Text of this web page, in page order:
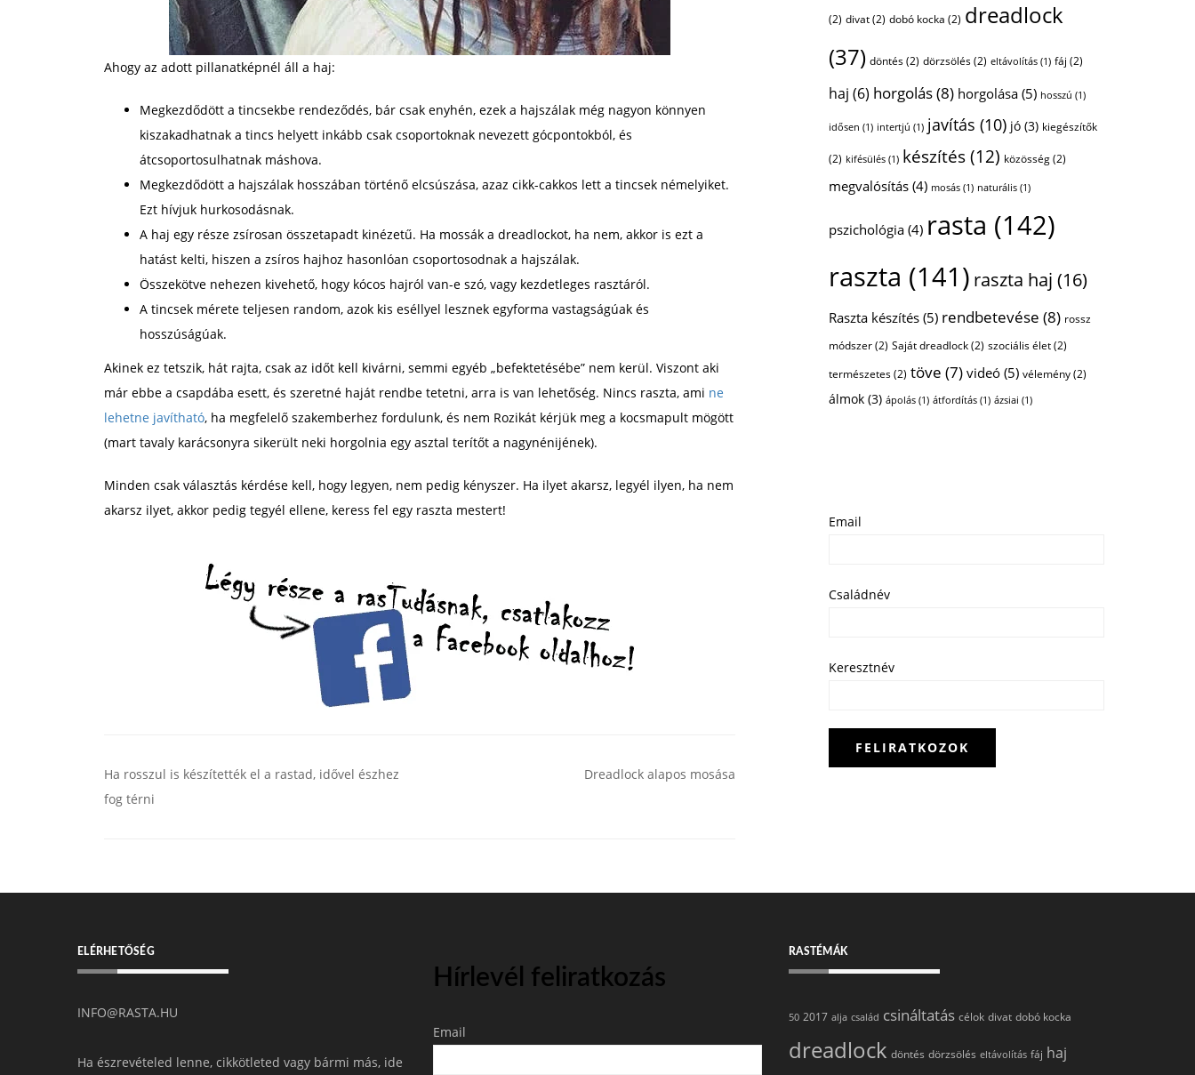
Ahogy az adott pillanatképnél áll a haj:
Megkezdődött a tincsekbe rendeződés, bár csak enyhén, ezek a hajszálak még nagyon könnyen
kiszakadhatnak a tincs helyett inkább csak csoportoknak nevezett gócpontokból, és
átcsoportosulhatnak máshova.
Megkezdődött a hajszálak hosszában történő elcsúszása, azaz cikk-cakkos lett a tincsek némelyiket.
Ezt hívjuk hurkosodásnak.
A haj egy része zsírosan összetapadt kinézetű. Ha mossák a dreadlockot, ha nem, akkor is ezt a
hatást kelti, hiszen a zsíros hajhoz hasonlóan csoportosodnak a hajszálak.
Összekötve nehezen kivehető, hogy kócos hajról van-e szó, vagy kezdetleges rasztáról.
A tincsek mérete teljesen random, azok kis eséllyel lesznek egyforma vastagságúak és
hosszúságúak.
Akinek ez tetszik, hát rajta, csak az időt kell kivárni, semmi egyéb „befektetésébe” nem kerül. Viszont aki
már ebbe a csapdába esett, és szeretné haját rendbe tetetni, arra is van lehetőség. Nincs raszta, ami ne
lehetne javítható, ha megfelelő szakemberhez fordulunk, és nem Rozikát kérjük meg a kocsmapult mögött
(mart tavaly karácsonyra sikerült neki horgolnia egy asztal terítőt a nagynénijének).
Minden csak választás kérdése kell, hogy legyen, nem pedig kényszer. Ha ilyet akarsz, legyél ilyen, ha nem
akarsz ilyet, akkor pedig tegyél ellene, keress fel egy raszta mestert!
Ha rosszul is készítették el a rastad, idővel észhez
fog térni
Dreadlock alapos mosása
(2) divat(2) dobó kocka (2) dreadlock
(37) döntés(2) dörzsölés(2) eltávolítás (1) fáj (2)
haj (6) horgolás(8) horgolása(5) hosszú (1)
idősen (1) intertjú (1) javítás (10) jó (3) kiegészítők
(2) kifésülés (1) készítés(12) közösség(2)
megvalósítás (4) mosás (1) naturális (1)
pszichológia (4) rasta (142)
raszta (141) raszta haj (16)
Raszta készítés(5) rendbetevése (8) rossz
módszer(2) Saját dreadlock(2) szociális élet(2)
természetes(2) töve (7)videó(5) vélemény(2)
álmok (3) ápolás (1) átfordítás (1) ázsiai (1)
Email
Családnév
Keresztnév
ELÉRHETŐSÉG
INFO@RASTA.HU
Ha észrevételed lenne, cikkötleted vagy bármi más, ide
Hírlevél feliratkozás
Email
RASTÉMÁK
50 2017 alja család csináltatás célok divat dobó kocka
dreadlock döntés dörzsölés eltávolítás fáj haj